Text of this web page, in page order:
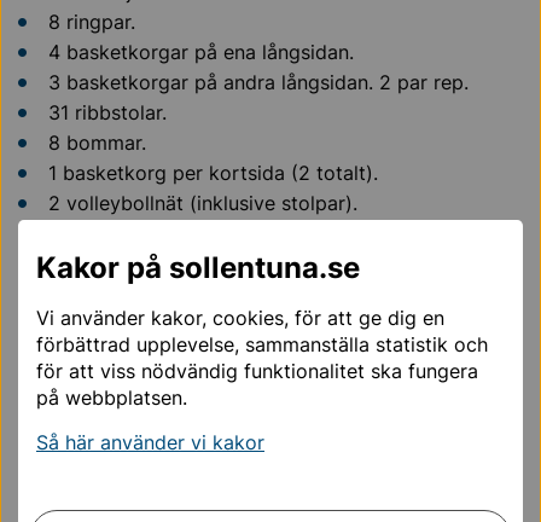
Kakor på sollentuna.se
Vi använder kakor, cookies, för att ge dig en
förbättrad upplevelse, sammanställa statistik och
för att viss nödvändig funktionalitet ska fungera
på webbplatsen.
Så här använder vi kakor
8 ringpar.
4 basketkorgar på ena långsidan.
3 basketkorgar på andra långsidan. 2 par rep.
31 ribbstolar.
8 bommar.
1 basketkorg per kortsida (2 totalt).
2 volleybollnät (inklusive stolpar).
8 bänkar.
3 stora innebandymål.
4 små innebandymål.
2 mellan innebandymål.
Innebandysarg.
5 häckar.
2 gymnastikmattor.